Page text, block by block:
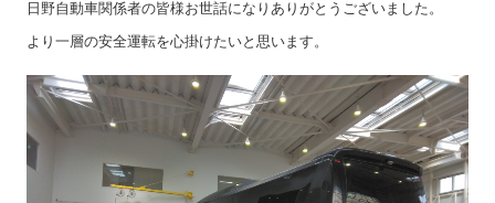
日野自動車関係者の皆様お世話になりありがとうございました。
より一層の安全運転を心掛けたいと思います。